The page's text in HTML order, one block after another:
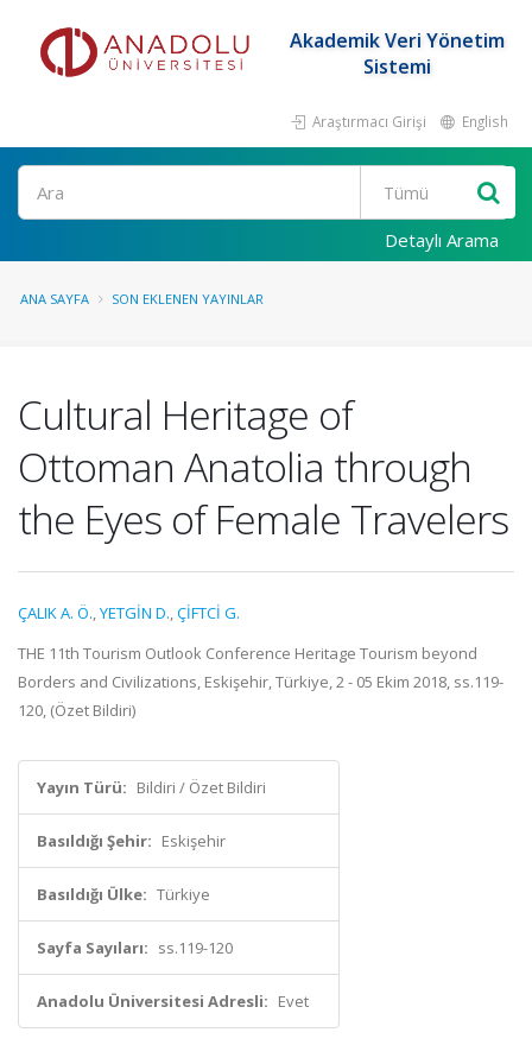
Akademik Veri Yönetim
Sistemi
Araştırmacı Girişi English
Ara
Detaylı Arama
ANA SAYFA SON EKLENEN YAYINLAR
Cultural Heritage of
Ottoman Anatolia through
the Eyes of Female Travelers
ÇALIK A. Ö.,YETGİN D.,ÇİFTCİ G.
THE 11th Tourism Outlook Conference Heritage Tourism beyond
Borders and Civilizations, Eskişehir, Türkiye, 2 - 05 Ekim 2018, ss.119-
120, (Özet Bildiri)
Yayın Türü: Bildiri / Özet Bildiri
Basıldığı Şehir: Eskişehir
Basıldığı Ülke: Türkiye
Sayfa Sayıları: ss.119-120
Anadolu Üniversitesi Adresli: Evet